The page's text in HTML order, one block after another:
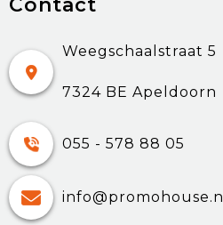
Contact
Weegschaalstraat 5
7324 BE Apeldoorn
055 - 578 88 05
info@promohouse.nl